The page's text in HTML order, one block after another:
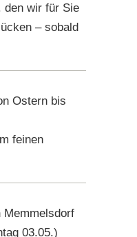
den wir für Sie
– sobald
Ostern bis
feinen
03.05.)